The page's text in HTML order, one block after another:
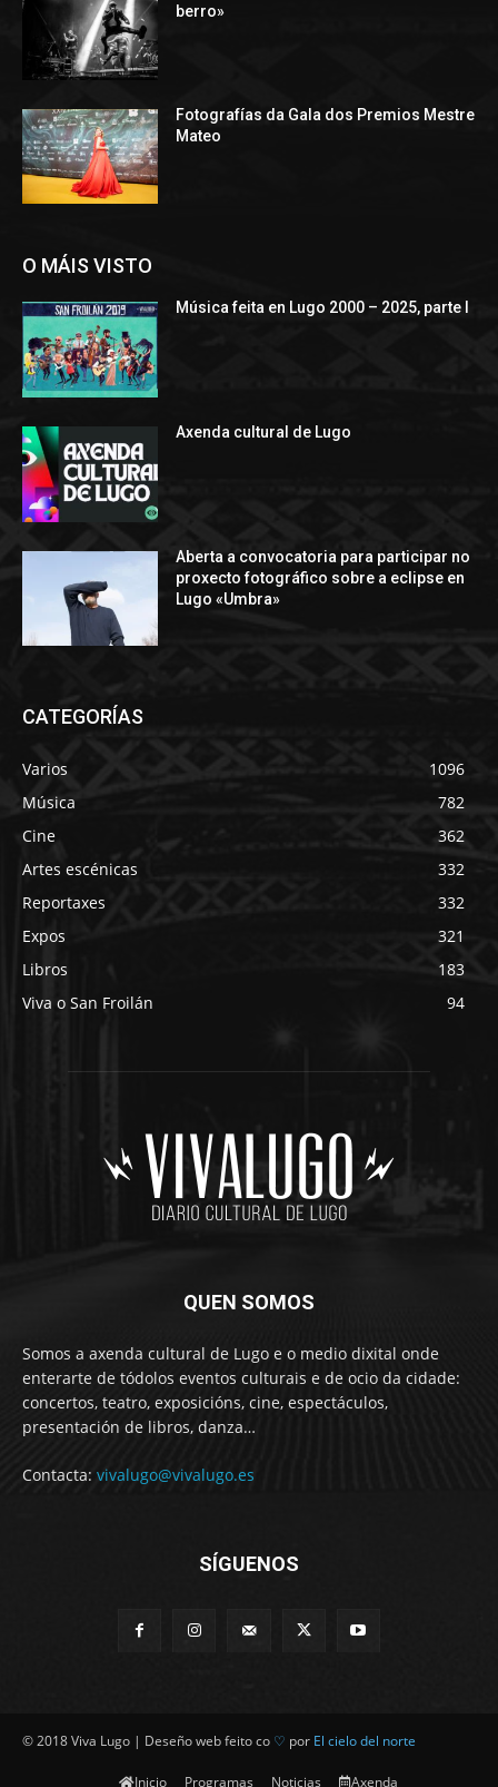
berro»
Fotografías da Gala dos Premios Mestre
Mateo
O MÁIS VISTO
Música feita en Lugo 2000 – 2025, parte I
Axenda cultural de Lugo
Aberta a convocatoria para participar no
proxecto fotográfico sobre a eclipse en
Lugo «Umbra»
CATEGORÍAS
Varios
1096
Música
782
Cine
362
Artes escénicas
332
Reportaxes
332
Expos
321
Libros
183
Viva o San Froilán
94
QUEN SOMOS
Somos a axenda cultural de Lugo e o medio dixital onde
enterarte de tódolos eventos culturais e de ocio da cidade:
concertos, teatro, exposicións, cine, espectáculos,
presentación de libros, danza…
Contacta: vivalugo@vivalugo.es
SÍGUENOS
© 2018 Viva Lugo | Deseño web feito co ♡ por El cielo del norte
Inicio Programas Noticias Axenda